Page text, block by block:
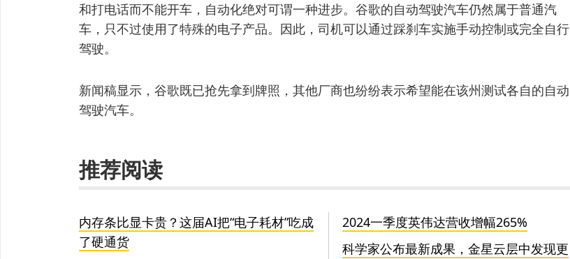
和打电话而不能开车，自动化绝对可谓一种进步。谷歌的自动驾驶汽车仍然属于普通汽
车，只不过使用了特殊的电子产品。因此，司机可以通过踩刹车实施手动控制或完全自行
驾驶。
新闻稿显示，谷歌既已抢先拿到牌照，其他厂商也纷纷表示希望能在该州测试各自的自动
驾驶汽车。
推荐阅读
内存条比显卡贵？这届AI把“电子耗材”吃成
了硬通货
2024一季度英伟达营收增幅265%
科学家公布最新成果，金星云层中发现更